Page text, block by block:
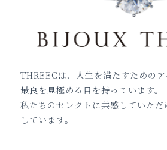
THREECは、人生を満たすためのア
最良を見極める目を持っています。
私たちのセレクトに共感していただ
しています。